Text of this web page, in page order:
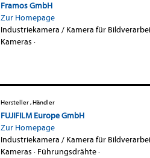
Framos GmbH
Zur Homepage
Industriekamera / Kamera für
Kameras ·
Hersteller , Händler
FUJIFILM Europe GmbH
Zur Homepage
Industriekamera / Kamera für
Kameras · Führungsdrähte·